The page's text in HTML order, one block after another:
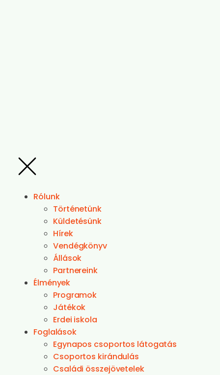
Rólunk
Történetünk
Küldetésünk
Hírek
Vendégkönyv
Állások
Partnereink
Élmények
Programok
Játékok
Erdei iskola
Foglalások
Egynapos csoportos látogatás
Csoportos kirándulás
Családi összejövetelek